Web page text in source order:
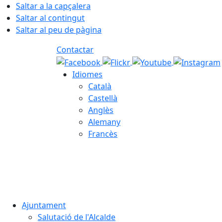
Saltar a la capçalera
Saltar al contingut
Saltar al peu de pàgina
Contactar
Idiomes
Català
Castellà
Anglès
Alemany
Francès
Ajuntament
Salutació de l'Alcalde